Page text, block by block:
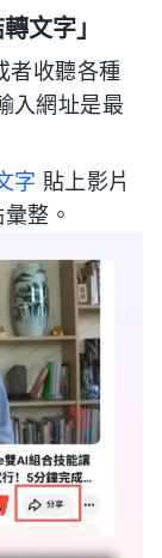
文字」
者收聽各種
入網址是最
字 貼上影片
整。